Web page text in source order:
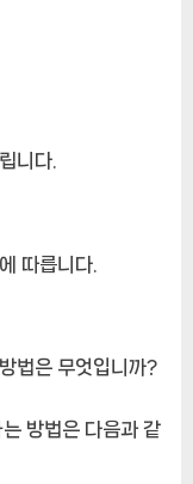
니다.
따릅니다.
법은 무엇입니까?
방법은 다음과 같